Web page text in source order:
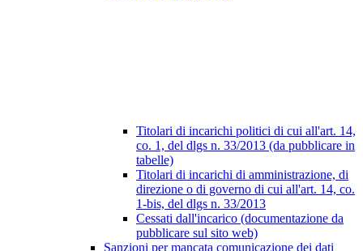
Titolari di incarichi politici di cui all'art. 14,
co. 1, del dlgs n. 33/2013 (da pubblicare in
tabelle)
Titolari di incarichi di amministrazione, di
direzione o di governo di cui all'art. 14, co.
1-bis, del dlgs n. 33/2013
Cessati dall'incarico (documentazione da
pubblicare sul sito web)
Sanzioni per mancata comunicazione dei dati